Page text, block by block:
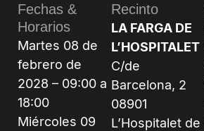
Fechas &
Horarios
Martes 08 de
febrero de
2028 – 09:00 a
18:00
Miércoles 09
Recinto
LA FARGA DE
L’HOSPITALET
C/de
Barcelona, 2
08901
L’Hospitalet de